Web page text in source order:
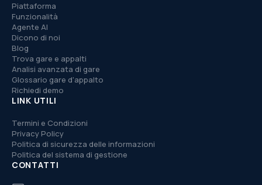
Piattaforma
Funzionalità
Agente AI
Dicono di noi
Blog
Trova gare e appalti
Analisi avanzata di gare
Glossario gare d'appalto
Richiedi demo
LINK UTILI
Termini e Condizioni
Privacy Policy
Politica di sicurezza delle informazioni
Politica del sistema di gestione
CONTATTI